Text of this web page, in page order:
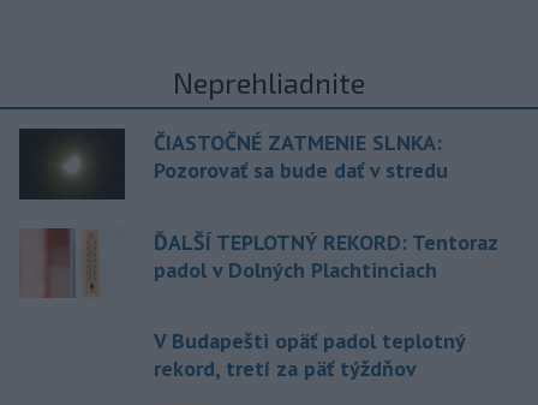
Neprehliadnite
ČIASTOČNÉ ZATMENIE SLNKA:
Pozorovať sa bude dať v stredu
ĎALŠÍ TEPLOTNÝ REKORD: Tentoraz
padol v Dolných Plachtinciach
V Budapešti opäť padol teplotný
rekord, tretí za päť týždňov